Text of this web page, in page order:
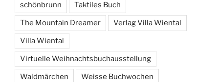
schönbrunn Taktiles Buch
The Mountain Dreamer Verlag Villa Wiental
Villa Wiental
Virtuelle Weihnachtsbuchausstellung
Waldmärchen Weisse Buchwochen